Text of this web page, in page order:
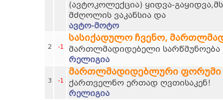
(ავტოკოლექცია) ყიდვა-
მძღოლის ვაკანსია და
ავტო-მოტო
2 -1
სასიქადულო ჩვენო,
მართლმადიდებელი სარწმუნოება
რელიგია
3 -1
მართლმადიდებლური ფორუმი
ქართველნო ერთად ღვთისაკენ!
რელიგია